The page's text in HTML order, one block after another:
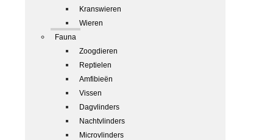
Kranswieren
Wieren
Fauna
Zoogdieren
Reptielen
Amfibieën
Vissen
Dagvlinders
Nachtvlinders
Microvlinders